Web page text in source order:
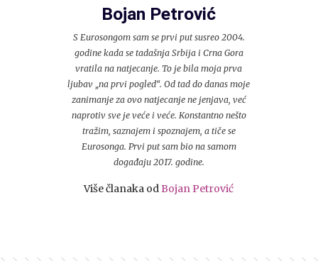
Bojan Petrović
S Eurosongom sam se prvi put susreo 2004.
godine kada se tadašnja Srbija i Crna Gora
vratila na natjecanje. To je bila moja prva
ljubav „na prvi pogled“. Od tad do danas moje
zanimanje za ovo natjecanje ne jenjava, već
naprotiv sve je veće i veće. Konstantno nešto
tražim, saznajem i spoznajem, a tiče se
Eurosonga. Prvi put sam bio na samom
događaju 2017. godine.
Više članaka odBojan Petrović